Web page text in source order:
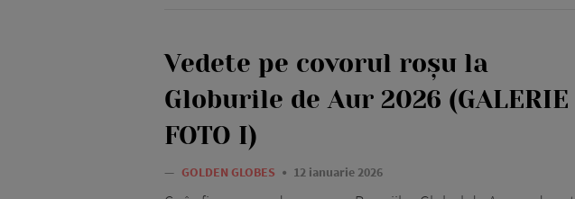
Vedete pe covorul roșu la
Globurile de Aur 2026 (GALERIE
FOTO I)
— GOLDEN GLOBES 12 ianuarie 2026